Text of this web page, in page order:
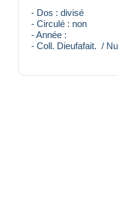
- Dos : divisé
- Circulé : non
- Année :
- Coll. Dieufafait. /